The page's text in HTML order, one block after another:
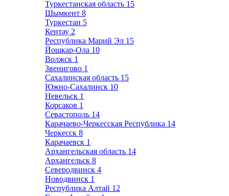
Туркестанская область 15
Шымкент 8
Туркестан 5
Кентау 2
Республика Марий Эл 15
Йошкар-Ола 10
Волжск 1
Звенигово 1
Сахалинская область 15
Южно-Сахалинск 10
Невельск 1
Корсаков 1
Севастополь 14
Карачаево-Черкесская Республика 14
Черкесск 8
Карачаевск 1
Архангельская область 14
Архангельск 8
Северодвинск 4
Новодвинск 1
Республика Алтай 12